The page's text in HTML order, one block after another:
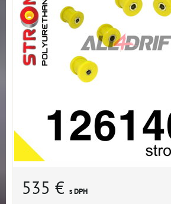
535 € s DPH